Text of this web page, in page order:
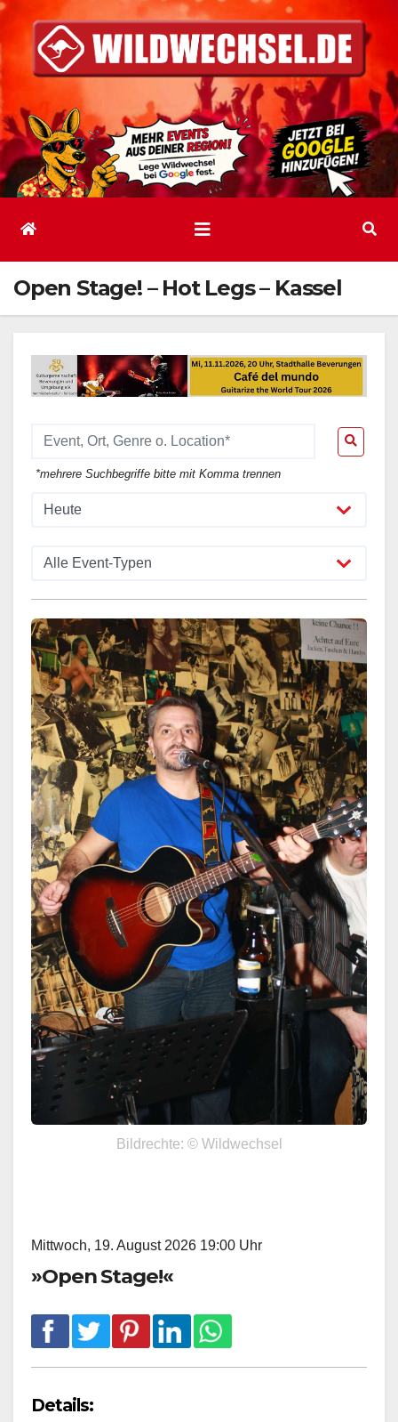
Inhalt
springen
Open Stage! – Hot Legs – Kassel
*mehrere Suchbegriffe bitte mit Komma trennen
Bildrechte: © Wildwechsel
Mittwoch, 19. August 2026 19:00 Uhr
»Open Stage!«
Details: